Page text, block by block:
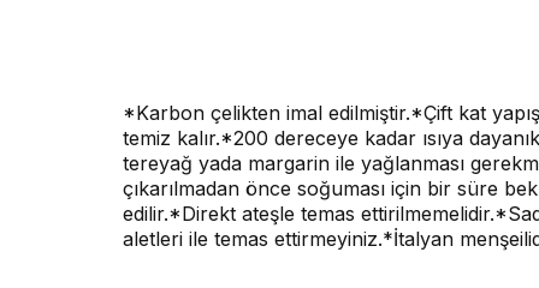
*Karbon çelikten imal edilmiştir.*Çift kat
temiz kalır.*200 dereceye kadar ısıya
tereyağ yada margarin ile yağlanması
çıkarılmadan önce soğuması için bir süre
edilir.*Direkt ateşle temas
aletleri ile temas ettirmeyiniz.*İtalyan